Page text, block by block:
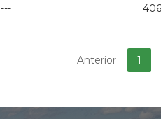
--- 406
Anterior 1